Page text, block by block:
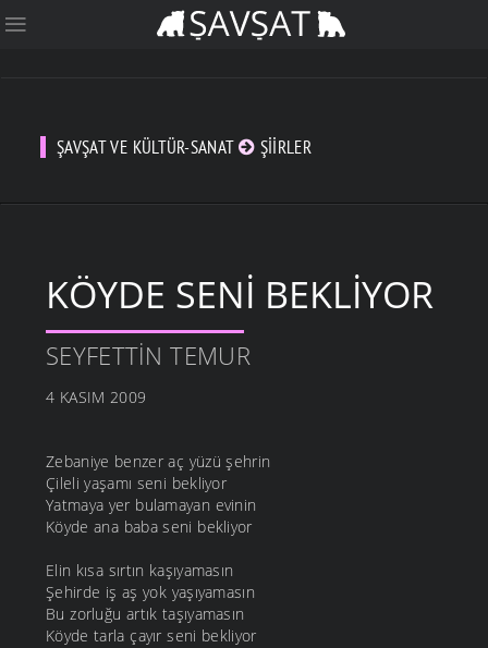
ŞAVŞAT VE KÜLTÜR-SANAT ŞIIRLER
KÖYDE SENI BEKLIYOR
SEYFETTIN TEMUR
4 KASIM 2009
Zebaniye benzer aç yüzü şehrin
Çileli yaşamı seni bekliyor
Yatmaya yer bulamayan evinin
Köyde ana baba seni bekliyor
Elin kısa sırtın kaşıyamasın
Şehirde iş aş yok yaşıyamasın
Bu zorluğu artık taşıyamasın
Köyde tarla çayır seni bekliyor